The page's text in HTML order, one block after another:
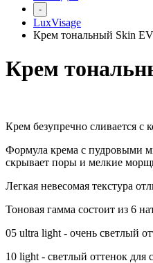
-
LuxVisage
Крем тональный Skin
Крем
Крем безупречно сливается с
Формула крема с пудровыми
скрывает поры и мелкие
Легкая невесомая текстура
Тоновая гамма состоит из 6
05 ultra light - очень светлый
10 light - светлый оттенок для